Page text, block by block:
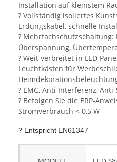
Installation auf kleinstem
? Vollständig isoliertes
Erdungskabel, schnelle
? Mehrfachschutzschaltung:
Überspannung,
? Weit verbreitet in LED-
Leuchtkästen für
? EMC, Anti-Interferenz,
? Befolgen Sie die ERP-
Stromverbrauch < 0,5 W
? Entspricht EN61347